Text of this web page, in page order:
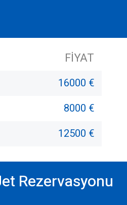
FIYAT
16000 €
8000 €
12500 €
Rezervasyonu